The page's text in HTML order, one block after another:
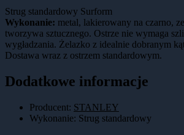
Strug standardowy Surform
Wykonanie: metal, lakierowany na czarno,
tworzywa sztucznego. Ostrze nie wymaga
wygładzania. Żelazko z idealnie dobranym
Dostawa wraz z ostrzem standardowym.
Dodatkowe informacje
Producent: STANLEY
Wykonanie: Strug standardowy